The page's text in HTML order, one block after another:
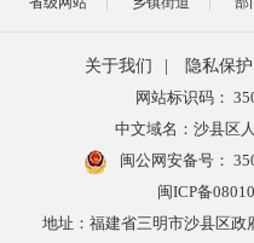
关于我们 隐私保护
网站标识码：
中文域名：沙县区
闽公网安备号：
闽ICP备
地址：福建省三明市沙县区政